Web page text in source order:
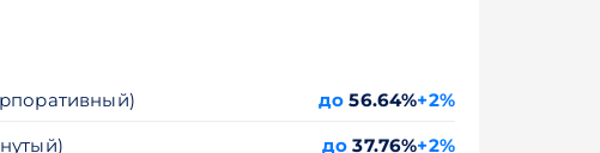
до 56.64%+2%
до 37.76%+2%